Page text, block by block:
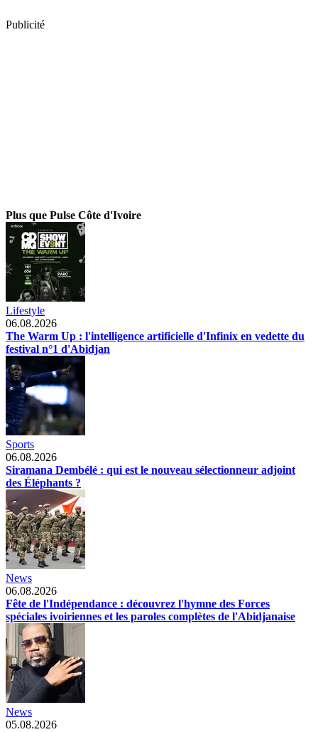
Publicité
Plus que Pulse Côte d'Ivoire
Lifestyle
06.08.2026
The Warm Up : l'intelligence artificielle d'Infinix en vedette du
festival n°1 d'Abidjan
Sports
06.08.2026
Siramana Dembélé : qui est le nouveau sélectionneur adjoint
des Éléphants ?
News
06.08.2026
Fête de l'Indépendance : découvrez l'hymne des Forces
spéciales ivoiriennes et les paroles complètes de l'Abidjanaise
News
05.08.2026